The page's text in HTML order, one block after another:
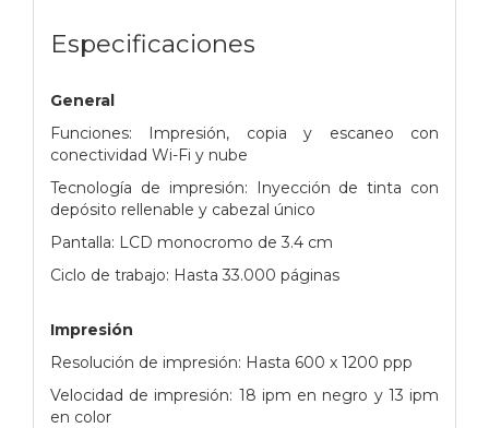
Especificaciones
General
Funciones: Impresión, copia y escaneo con
conectividad Wi-Fi y nube
Tecnología de impresión: Inyección de tinta con
depósito rellenable y cabezal único
Pantalla: LCD monocromo de 3.4 cm
Ciclo de trabajo: Hasta 33.000 páginas
Impresión
Resolución de impresión: Hasta 600 x 1200 ppp
Velocidad de impresión: 18 ipm en negro y 13 ipm
en color